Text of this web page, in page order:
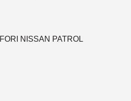
NISSAN PATROL